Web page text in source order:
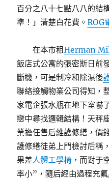
百分之八十七點八八的結
準！」清楚白花費。ROG
在本市租Herman
飯店式公寓的張密斯日前
斷機，可是制冷和除濕後
聯絡接觸物業公司得知，
家電企張水瓶在地下室嚇
戀中尋找邏輯結構！天秤
業擔任售后維護修繕，價
護修繕徒弟上門檢討后稱
果差人體工學椅 ，而對于
率小”，隨后經由過程充